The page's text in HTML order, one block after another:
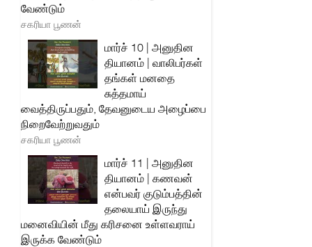
வேண்டும்
சகரியா பூணன்
மார்ச் 10 | அனுதின
தியானம் | வாலிபர்கள்
தங்கள் மனதை
சுத்தமாய்
வைத்திருப்பதும், தேவனுடைய அழைப்பை
நிறைவேற்றுவதும்
சகரியா பூணன்
மார்ச் 11 | அனுதின
தியானம் | கணவன்
என்பவர் குடும்பத்தின்
தலையாய் இருந்து
மனைவியின் மீது கரிசனை உள்ளவராய்
இருக்க வேண்டும்